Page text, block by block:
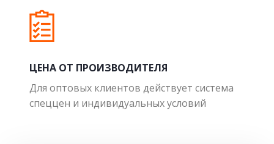
ЦЕНА ОТ ПРОИЗВОДИТЕЛЯ
Для оптовых клиентов действует система
спеццен и индивидуальных условий